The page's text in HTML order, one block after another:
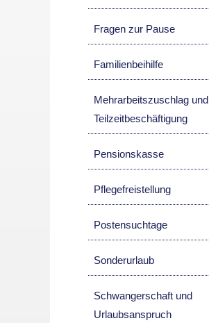
Fragen zur Pause
Familienbeihilfe
Mehrarbeitszuschlag und
Teilzeitbeschäftigung
Pensionskasse
Pflegefreistellung
Postensuchtage
Sonderurlaub
Schwangerschaft und
Urlaubsanspruch